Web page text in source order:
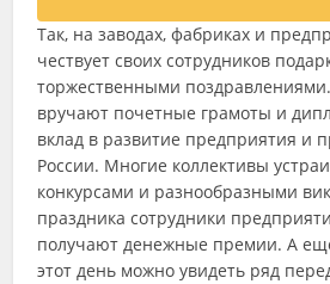
Так, на заводах, фабриках и
чествует своих сотрудников
торжественными
вручают почетные грамоты и
вклад в развитие предприятия и
России. Многие коллективы
конкурсами и разнообразными
праздника сотрудники
получают денежные премии. А
этот день можно увидеть ряд